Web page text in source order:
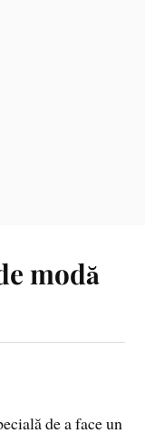
modă
de a face un